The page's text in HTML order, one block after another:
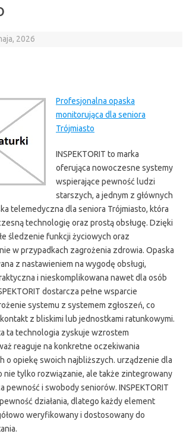
2026
Profesjonalna opaska
monitorująca dla seniora
Trójmiasto
INSPEKTORIT to marka
oferująca nowoczesne systemy
wspierające pewność ludzi
starszych, a jednym z głównych
telemedyczna dla seniora Trójmiasto, która
technologię oraz prostą obsługę. Dzięki
śledzenie funkcji życiowych oraz
w przypadkach zagrożenia zdrowia. Opaska
z nastawieniem na wygodę obsługi,
i nieskomplikowana nawet dla osób
dostarcza pełne wsparcie
systemu z systemem zgłoszeń, co
z bliskimi lub jednostkami ratunkowymi.
ta technologia zyskuje wzrostem
reaguje na konkretne oczekiwania
o opiekę swoich najbliższych. urządzenie dla
nie tylko rozwiązanie, ale także zintegrowany
pewność i swobody seniorów. INSPEKTORIT
działania, dlatego każdy element
weryfikowany i dostosowany do